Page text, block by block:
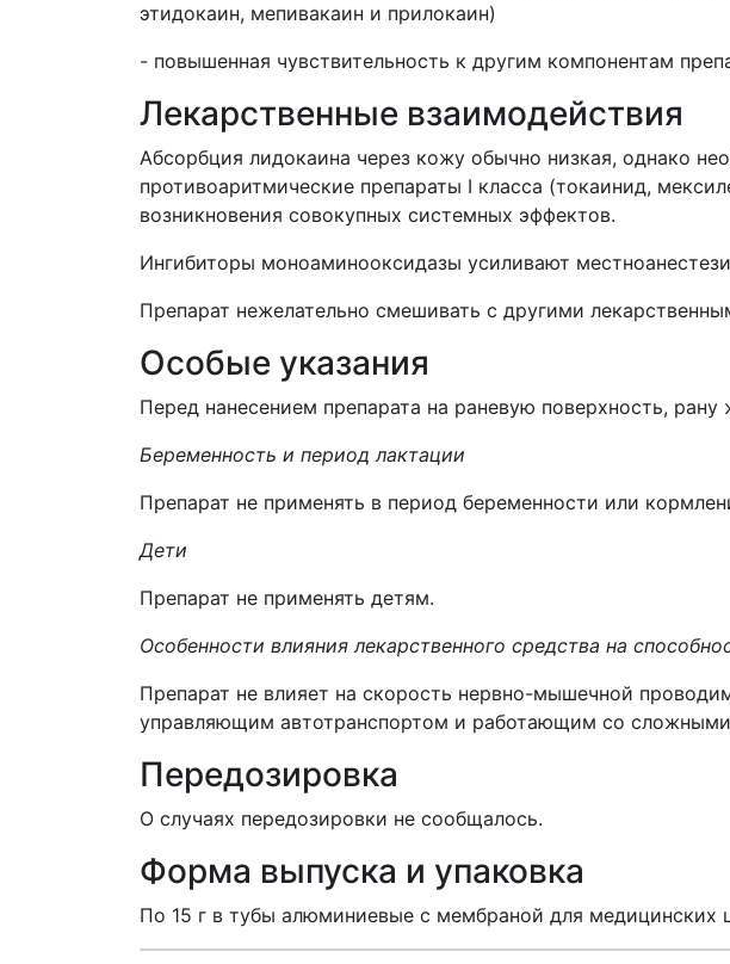
этидокаин, мепивакаин и прилокаин)
- повышенная чувствительность к другим компонентам
Лекарственные взаимодействия
Абсорбция лидокаина через кожу обычно низкая, однако
противоаритмические препараты I класса (токаинид,
возникновения совокупных системных эффектов.
Ингибиторы моноаминооксидазы усиливают
Препарат нежелательно смешивать с другими
Особые указания
Перед нанесением препарата на раневую поверхность,
Беременность и период лактации
Препарат не применять в период беременности или
Дети
Препарат не применять детям.
Особенности влияния лекарственного средства на
Препарат не влияет на скорость нервно-мышечной
управляющим автотранспортом и работающим со
Передозировка
О случаях передозировки не сообщалось.
Форма выпуска и упаковка
По 15 г в тубы алюминиевые с мембраной для